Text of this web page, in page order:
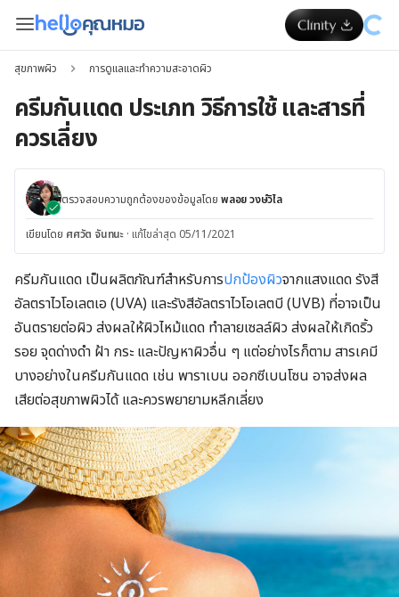
สุขภาพผิว การดูแลและทำความสะอาดผิว
ครีมกันแดด ประเภท วิธีการใช้ และสารที่
ควรเลี่ยง
ตรวจสอบความถูกต้องของข้อมูลโดย พลอย วงษ์วิไล
เขียนโดย ศศวัต จันทนะ · แก้ไขล่าสุด 05/11/2021
ครีมกันแดด เป็นผลิตภัณฑ์สำหรับการปกป้องผิวจากแสงแดด รังสี
อัลตราไวโอเลตเอ (UVA) และรังสีอัลตราไวโอเลตบี (UVB) ที่อาจเป็น
อันตรายต่อผิว ส่งผลให้ผิวไหม้แดด ทำลายเซลล์ผิว ส่งผลให้เกิดริ้ว
รอย จุดด่างดำ ฝ้า กระ และปัญหาผิวอื่น ๆ แต่อย่างไรก็ตาม สารเคมี
บางอย่างในครีมกันแดด เช่น พาราเบน ออกซีเบนโซน อาจส่งผล
เสียต่อสุขภาพผิวได้ และควรพยายามหลีกเลี่ยง